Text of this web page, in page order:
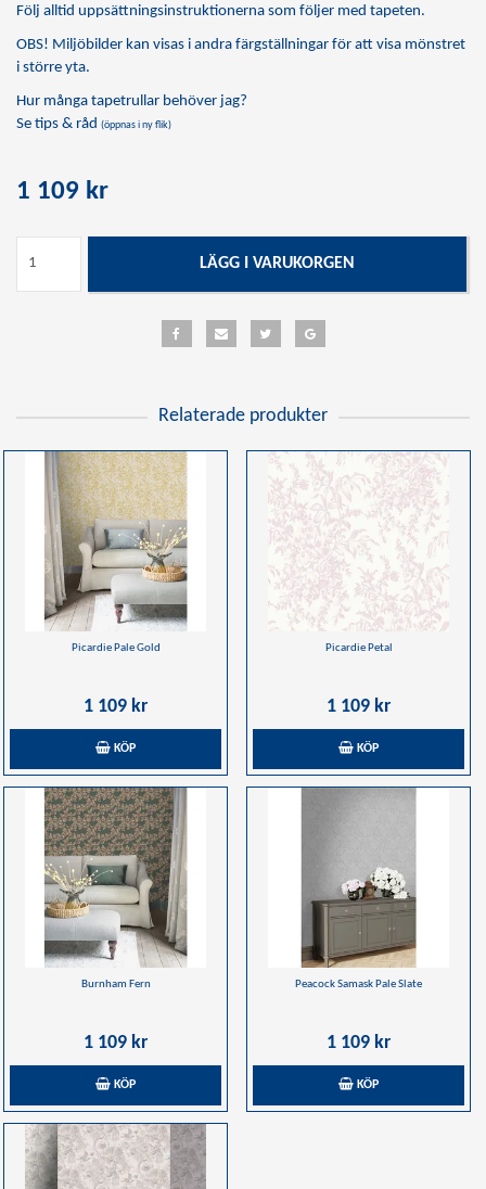
Följ alltid uppsättningsinstruktionerna som följer med tapeten.
OBS! Miljöbilder kan visas i andra färgställningar för att visa mönstret
i större yta.
Hur många tapetrullar behöver jag?
Se tips & råd (öppnas i ny flik)
1 109 kr
LÄGG I VARUKORGEN
Relaterade produkter
Picardie Pale Gold
1 109 kr
KÖP
Picardie Petal
1 109 kr
KÖP
Burnham Fern
1 109 kr
KÖP
Peacock Samask Pale Slate
1 109 kr
KÖP